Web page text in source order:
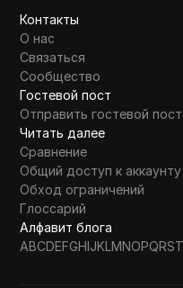
Контакты
О нас
Связаться
Сообщество
Гостевой пост
Отправить гостевой пост
Читать далее
Сравнение
Общий доступ к аккаунту
Обход ограничений
Глоссарий
Алфавит блога
ABCDEFGHIJKLMNOPQRS